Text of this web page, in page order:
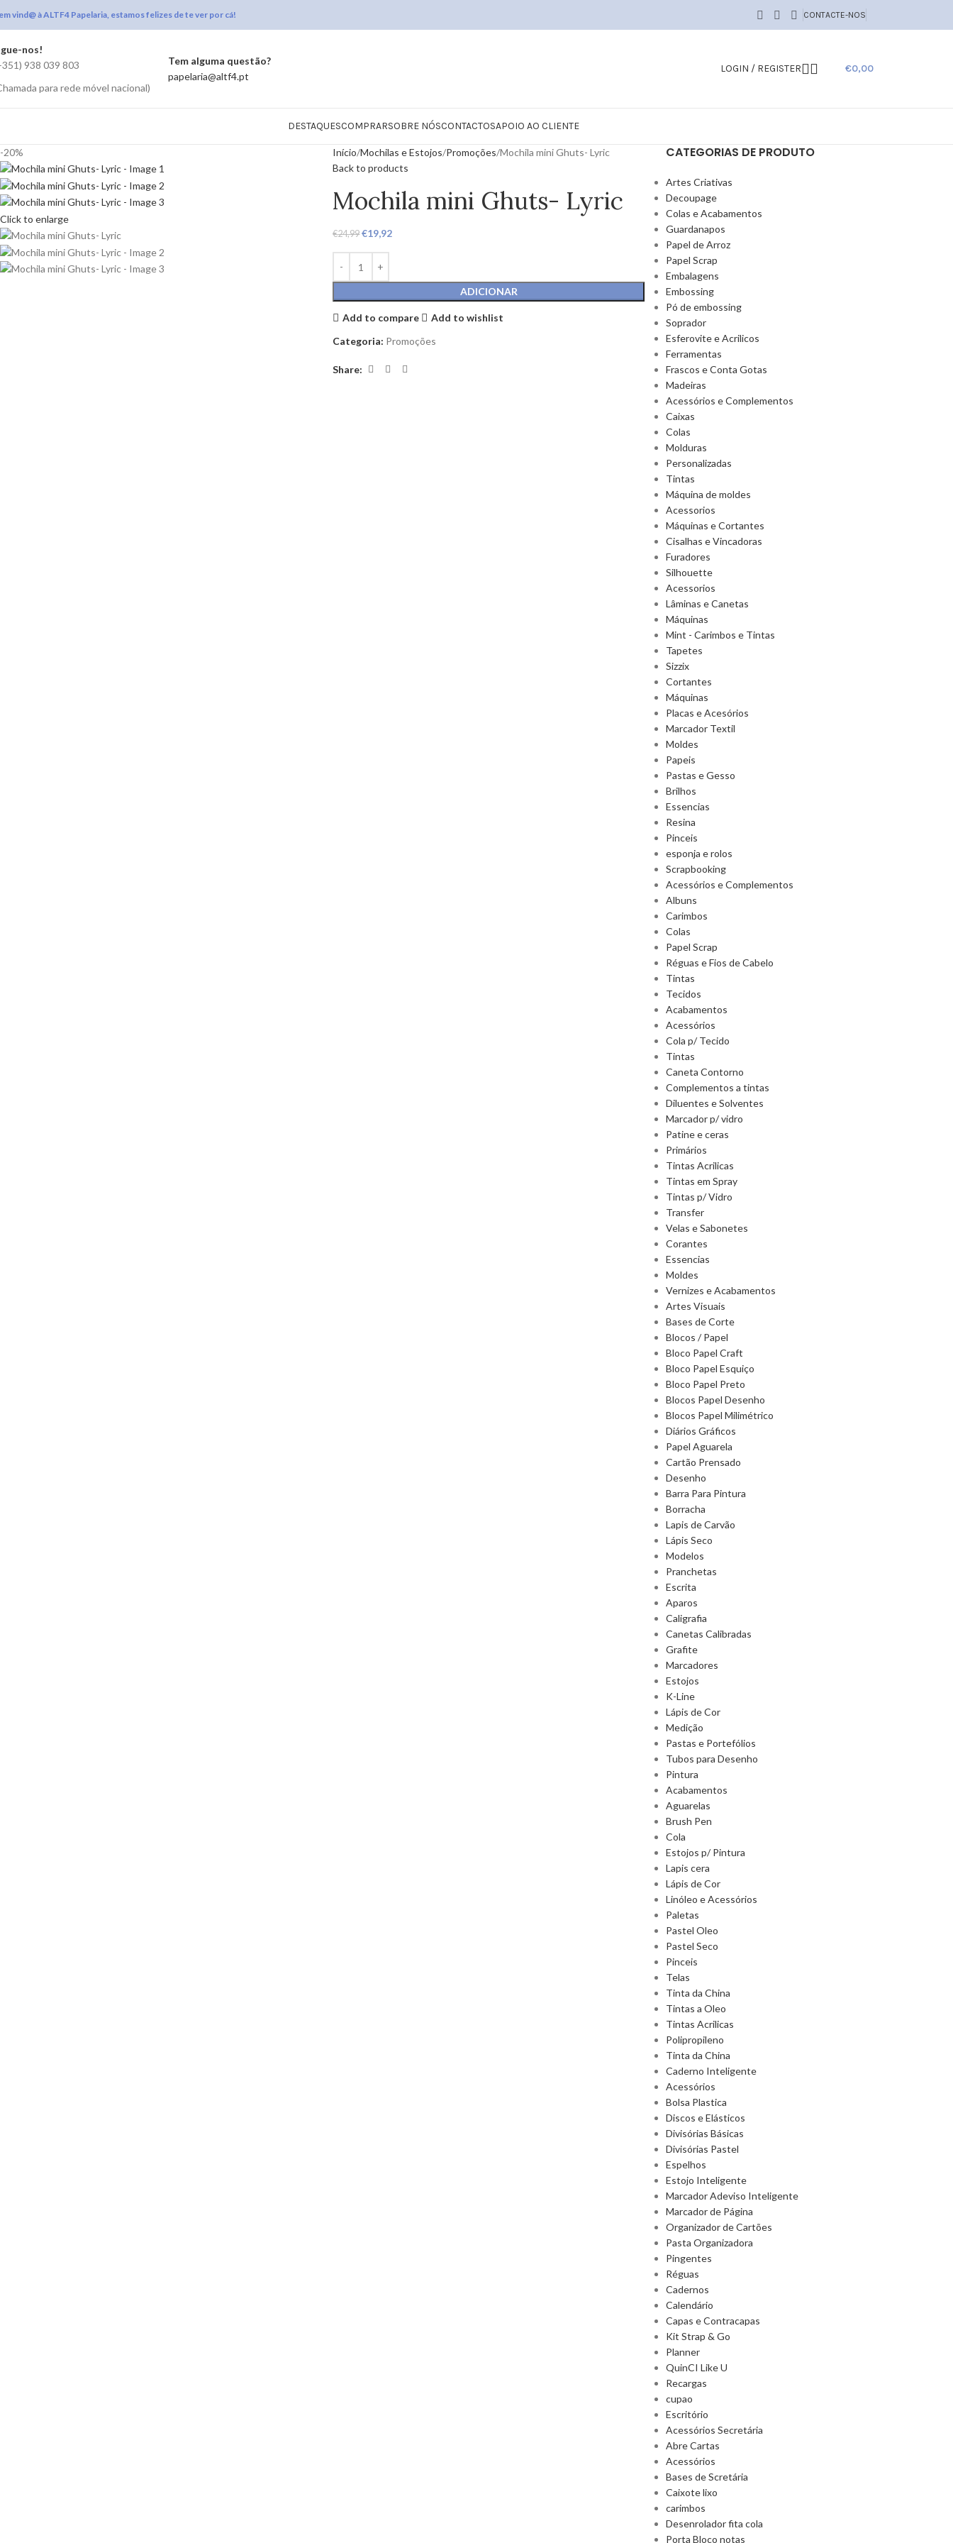
vind@ à ALTF4 Papelaria, estamos felizes de te ver por cá! CONTACTE-NOS
nos!
938 039 803
para rede móvel nacional)
Tem alguma questão?
papelaria@altf4.pt
LOGIN / REGISTER €0,00
DESTAQUESCOMPRARSOBRE NÓSCONTACTOSAPOIO AO CLIENTE
-20%
Click to enlarge
Início Mochilas e Estojos Promoções Mochila mini Ghuts- Lyric
Back to products
Mochila mini Ghuts- Lyric
€24,99 €19,92
ADICIONAR
Add to compare
Add to wishlist
Categoria: Promoções
Share:
CATEGORIAS DE PRODUTO
Artes Criativas
Decoupage
Colas e Acabamentos
Guardanapos
Papel de Arroz
Papel Scrap
Embalagens
Embossing
Pó de embossing
Soprador
Esferovite e Acrilicos
Ferramentas
Frascos e Conta Gotas
Madeiras
Acessórios e Complementos
Caixas
Colas
Molduras
Personalizadas
Tintas
Máquina de moldes
Acessorios
Máquinas e Cortantes
Cisalhas e Vincadoras
Furadores
Silhouette
Acessorios
Lâminas e Canetas
Máquinas
Mint - Carimbos e Tintas
Tapetes
Sizzix
Cortantes
Máquinas
Placas e Acesórios
Marcador Textil
Moldes
Papeis
Pastas e Gesso
Brilhos
Essencias
Resina
Pinceis
esponja e rolos
Scrapbooking
Acessórios e Complementos
Albuns
Carimbos
Colas
Papel Scrap
Réguas e Fios de Cabelo
Tintas
Tecidos
Acabamentos
Acessórios
Cola p/ Tecido
Tintas
Caneta Contorno
Complementos a tintas
Diluentes e Solventes
Marcador p/ vidro
Patine e ceras
Primários
Tintas Acrilicas
Tintas em Spray
Tintas p/ Vidro
Transfer
Velas e Sabonetes
Corantes
Essencias
Moldes
Vernizes e Acabamentos
Artes Visuais
Bases de Corte
Blocos / Papel
Bloco Papel Craft
Bloco Papel Esquiço
Bloco Papel Preto
Blocos Papel Desenho
Blocos Papel Milimétrico
Diários Gráficos
Papel Aguarela
Cartão Prensado
Desenho
Barra Para Pintura
Borracha
Lapis de Carvão
Lápis Seco
Modelos
Pranchetas
Escrita
Aparos
Caligrafia
Canetas Calibradas
Grafite
Marcadores
Estojos
K-Line
Lápis de Cor
Medição
Pastas e Portefólios
Tubos para Desenho
Pintura
Acabamentos
Aguarelas
Brush Pen
Cola
Estojos p/ Pintura
Lapis cera
Lápis de Cor
Linóleo e Acessórios
Paletas
Pastel Oleo
Pastel Seco
Pinceis
Telas
Tinta da China
Tintas a Oleo
Tintas Acrilicas
Polipropileno
Tinta da China
Caderno Inteligente
Acessórios
Bolsa Plastica
Discos e Elásticos
Divisórias Básicas
Divisórias Pastel
Espelhos
Estojo Inteligente
Marcador Adeviso Inteligente
Marcador de Página
Organizador de Cartões
Pasta Organizadora
Pingentes
Réguas
Cadernos
Calendário
Capas e Contracapas
Kit Strap & Go
Planner
QuinCI Like U
Recargas
cupao
Escritório
Acessórios Secretária
Abre Cartas
Acessórios
Bases de Scretária
Caixote lixo
carimbos
Desenrolador fita cola
Porta Bloco notas